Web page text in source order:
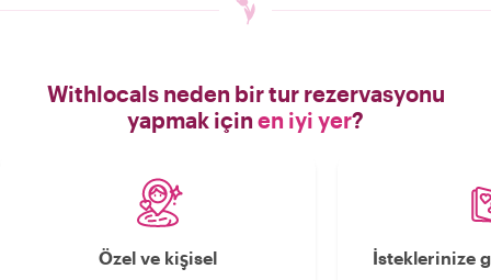
Withlocals neden bir tur rezervasyonu
yapmak için en iyi yer?
Özel ve kişisel İsteklerinize